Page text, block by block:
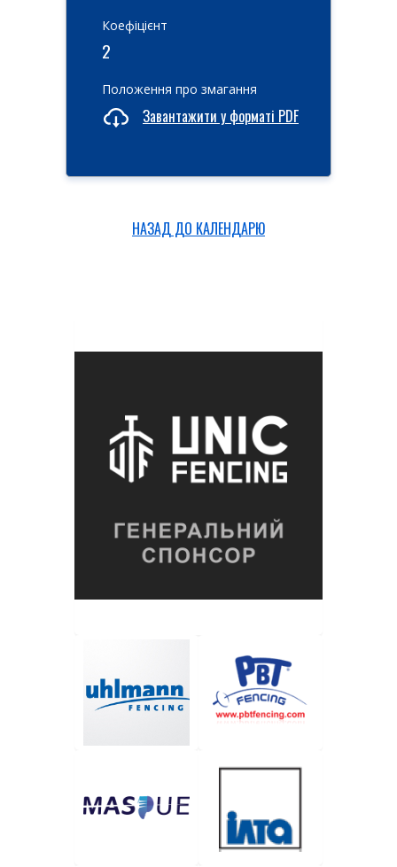
Коефіцієнт
2
Положення про змагання
Завантажити у форматі PDF
НАЗАД ДО КАЛЕНДАРЮ